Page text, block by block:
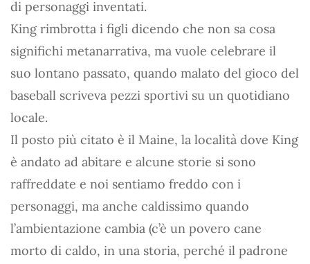
di personaggi inventati.
King rimbrotta i figli dicendo che non sa cosa
significhi metanarrativa, ma vuole celebrare il
suo lontano passato, quando malato del gioco del
baseball scriveva pezzi sportivi su un quotidiano
locale.
Il posto più citato è il Maine, la località dove King
è andato ad abitare e alcune storie si sono
raffreddate e noi sentiamo freddo con i
personaggi, ma anche caldissimo quando
l’ambientazione cambia (c’è un povero cane
morto di caldo, in una storia, perché il padrone